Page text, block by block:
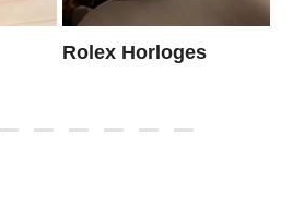
Rolex Horloges